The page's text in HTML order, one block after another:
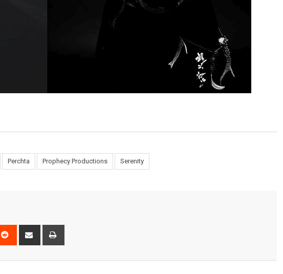
Perchta Prophecy Productions Serenity